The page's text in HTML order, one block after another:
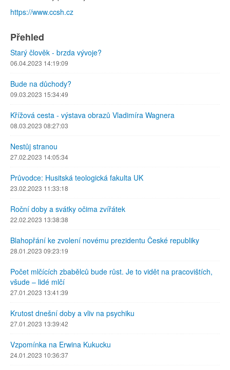
https://www.ccsh.cz
Přehled
Starý člověk - brzda vývoje?
06.04.2023 14:19:09
Bude na důchody?
09.03.2023 15:34:49
Křížová cesta - výstava obrazů Vladimíra Wagnera
08.03.2023 08:27:03
Nestůj stranou
27.02.2023 14:05:34
Průvodce: Husitská teologická fakulta UK
23.02.2023 11:33:18
Roční doby a svátky očima zvířátek
22.02.2023 13:38:38
Blahopřání ke zvolení novému prezidentu České republiky
28.01.2023 09:23:19
Počet mlčících zbabělců bude růst. Je to vidět na pracovištích,
všude – lidé mlčí
27.01.2023 13:41:39
Krutost dnešní doby a vliv na psychiku
27.01.2023 13:39:42
Vzpomínka na Erwina Kukucku
24.01.2023 10:36:37